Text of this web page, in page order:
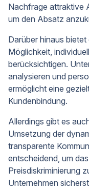
Nachfrage attraktive
um den Absatz
Darüber hinaus
Möglichkeit,
berücksichtigen.
analysieren und
ermöglicht eine
Kundenbindung.
Allerdings gibt es
Umsetzung der
transparente
entscheidend, um
Preisdiskriminierung
Unternehmen